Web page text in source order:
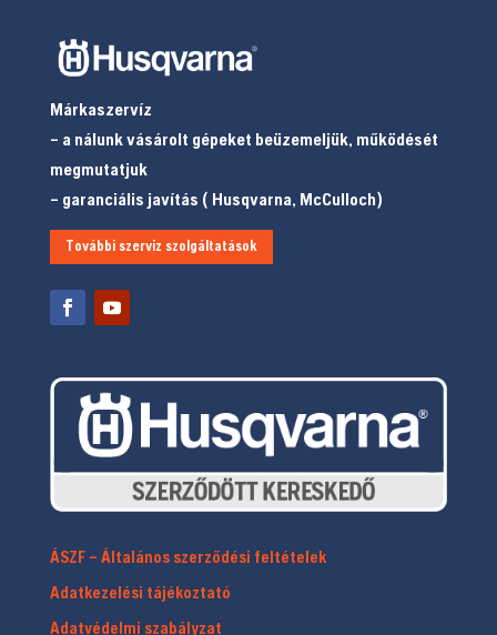
Márkaszervíz
– a nálunk vásárolt gépeket beüzemeljük, működését
megmutatjuk
– garanciális javítás ( Husqvarna, McCulloch)
További szerviz szolgáltatások
ÁSZF – Általános szerződési feltételek
Adatkezelési tájékoztató
Adatvédelmi szabályzat